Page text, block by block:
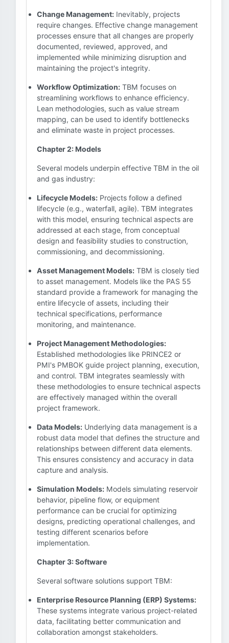
Change Management: Inevitably, projects
require changes. Effective change management
processes ensure that all changes are properly
documented, reviewed, approved, and
implemented while minimizing disruption and
maintaining the project's integrity.
Workflow Optimization: TBM focuses on
streamlining workflows to enhance efficiency.
Lean methodologies, such as value stream
mapping, can be used to identify bottlenecks
and eliminate waste in project processes.
Chapter 2: Models
Several models underpin effective TBM in the oil
and gas industry:
Lifecycle Models: Projects follow a defined
lifecycle (e.g., waterfall, agile). TBM integrates
with this model, ensuring technical aspects are
addressed at each stage, from conceptual
design and feasibility studies to construction,
commissioning, and decommissioning.
Asset Management Models: TBM is closely tied
to asset management. Models like the PAS 55
standard provide a framework for managing the
entire lifecycle of assets, including their
technical specifications, performance
monitoring, and maintenance.
Project Management Methodologies:
Established methodologies like PRINCE2 or
PMI's PMBOK guide project planning, execution,
and control. TBM integrates seamlessly with
these methodologies to ensure technical aspects
are effectively managed within the overall
project framework.
Data Models: Underlying data management is a
robust data model that defines the structure and
relationships between different data elements.
This ensures consistency and accuracy in data
capture and analysis.
Simulation Models: Models simulating reservoir
behavior, pipeline flow, or equipment
performance can be crucial for optimizing
designs, predicting operational challenges, and
testing different scenarios before
implementation.
Chapter 3: Software
Several software solutions support TBM:
Enterprise Resource Planning (ERP) Systems:
These systems integrate various project-related
data, facilitating better communication and
collaboration amongst stakeholders.